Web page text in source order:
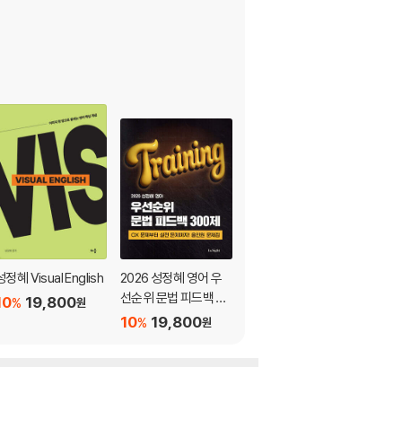
정혜 Visual English
19,800원
%
2026 성정혜 영어 우
선순위 문법 피드백 30
0제
19,800원
10%